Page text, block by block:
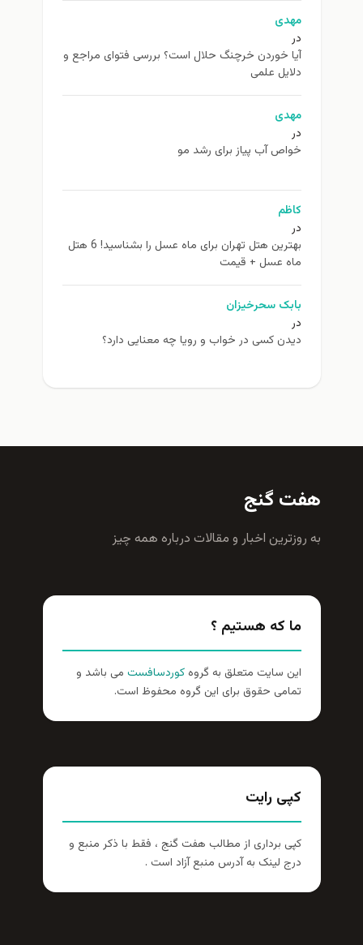
مهدی
در
آیا خوردن خرچنگ حلال است؟ بررسی فتوای مراجع و
دلایل علمی
مهدی
در
خواص آب پیاز برای رشد مو
کاظم
در
بهترین هتل تهران برای ماه عسل را بشناسید! 6 هتل
ماه عسل + قیمت
بابک سحرخیزان
در
دیدن کسی در خواب و رویا چه معنایی دارد؟
هفت گنج
به روزترين اخبار و مقالات درباره همه چيز
ما که هستیم ؟
این سایت متعلق به گروهکوردسافست می باشد و
تمامی حقوق برای این گروه محفوظ است.
کپی رایت
کپی برداری از مطالب هفت گنج ، فقط با ذکر منبع و
درج لینک به آدرس منبع آزاد است .